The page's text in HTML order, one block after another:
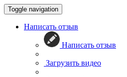
Toggle navigation
Написать отзыв
Написать отзыв
Загрузить видео